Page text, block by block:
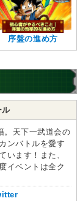
序盤の進め方
ル
。天下一武道会の
ンバトルを愛す
います！また、
イベントは全ク